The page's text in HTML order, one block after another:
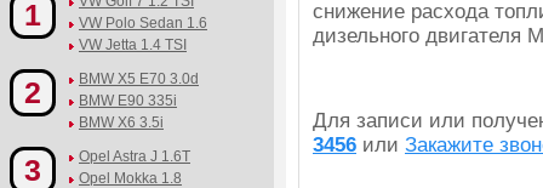
снижение расхода
дизельного двигателя
Для записи или
3456 или Закажите
1
VW Polo Sedan 1.6
VW Jetta 1.4 TSI
2
BMW X5 E70 3.0d
BMW E90 335i
BMW X6 3.5i
3
Opel Astra J 1.6T
Opel Mokka 1.8